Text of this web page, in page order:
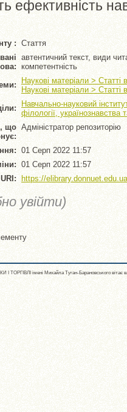
ефективність
: Стаття
автентичний текст, види
компетентність
Наукові матеріали > Статті
Наукові матеріали >
Навчально-науковий
філології, українознавства
що Адміністратор репозиторію
01 Серп 2022 11:57
01 Серп 2022 11:57
URI:
https://
увійти)
імені Михайла Туган-Барановського вітає